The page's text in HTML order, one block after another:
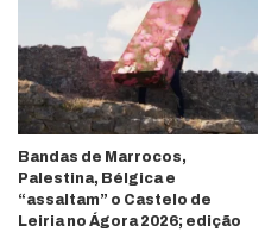
Bandas de Marrocos,
Palestina, Bélgica e
“assaltam” o Castelo de
Leiria no Ágora 2026; edição